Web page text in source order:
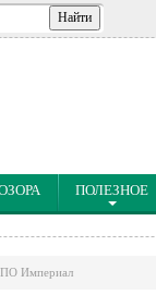
ПОЛЕЗНОЕ
ПО Империал